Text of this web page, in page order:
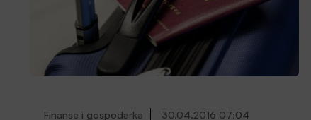
Finanse i gospodarka 30.04.2016 07:04